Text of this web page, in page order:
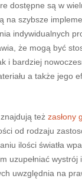
dostępne są w
na szybsze
indywidualnych
że mogą być
i bardziej
a także jego
też zasłony
od rodzaju
ilości światła
uzupełniać
uwzględnia na